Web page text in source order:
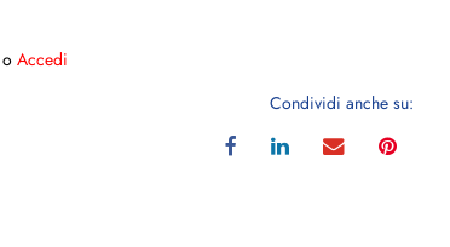
o Accedi
Condividi anche su: